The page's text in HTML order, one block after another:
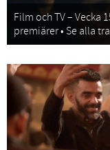
Film och TV – Vecka
premiärer • Se alla